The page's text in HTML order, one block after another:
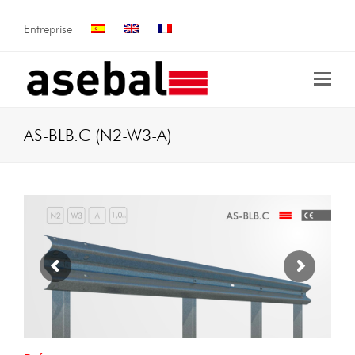
Entreprise
AS-BLB.C (N2-W3-A)